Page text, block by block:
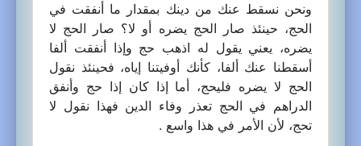
ونحن نسقط عنك من دينك بمقدار ما أنفقت في
الحج، حينئذ صار الحج يضره أو لا؟ صار الحج لا
يضره، يعني يقول له اذهب حج وإذا أنفقت ألفا
أسقطنا عنك ألفا، كأنك أوفيتنا إياه، فحينئذ نقول
الحج لا يضره فليحج، أما إذا كان إذا حج وأنفق
الدراهم في الحج تعذر وفاء الدين فهذا نقول لا
تحج، لأن الأمر في هذا واسع .